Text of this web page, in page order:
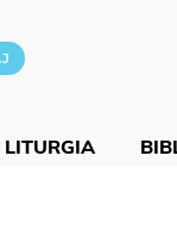
LITURGIA